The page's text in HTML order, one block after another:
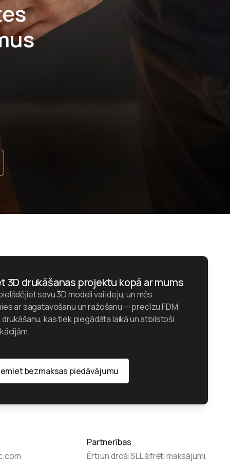
3D drukāšanas projektu kopā ar mums
savu 3D modeli vai ideju, un mēs
ar sagatavošanu un ražošanu — precīzu FDM
drukāšanu, kas tiek piegādāta laikā un atbilstoši
bezmaksas piedāvājumu
bezmaksas piedāvājumu
Partnerības
Ērti un droši SLL šifrēti maksājumi,